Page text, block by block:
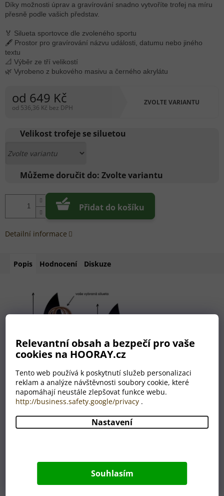
Relevantní obsah a bezpečí pro vaše
cookies na HOORAY.cz
Tento web používá k poskytnutí služeb personalizaci
reklam a analýze návštěvnosti soubory cookie, které
napomáhají neustále zlepšovat funkce webu.
http://business.safety.google/privacy .
Nastavení
Souhlasím
od 649 Kč
od 536,36 Kč bez DPH
cena:
ZVOLTE VARIANTU
Velikost trofeje se siluetou
Můžeme doručit do: Zvolte variantu
Přidat do košíku
Díky možnosti úprav a gravírování snadno vytvoříte trofej na míru
přesně podle vašich představ.
🏅 Silueta sportovce dle zvoleného sportu
🖋 Prostor pro gravírování názvu události, datumu nebo jiného
textu
📐 Výběr ze tří velikostí
🌿 Vyrobeno z bukového masivu a černého akrylátu
Detailní informace
Popis Hodnocení Diskuze
Nemáte grafika? Nevadí!